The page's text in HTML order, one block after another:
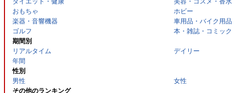
おもちゃ
ホビー
楽器・音響機器
車用品・バイク用品
ゴルフ
本・雑誌・コミック
期間別
リアルタイム
デイリー
年間
性別
男性
女性
その他のランキング